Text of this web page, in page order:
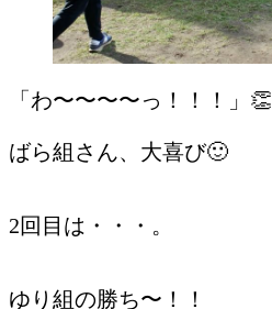
「わ〜〜〜〜っ！！！」👏
ばら組さん、大喜び🙂
2回目は・・・。
ゆり組の勝ち〜！！